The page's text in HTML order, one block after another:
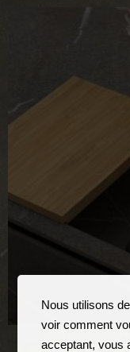
Nous utilisons
voir comment
acceptant, vous